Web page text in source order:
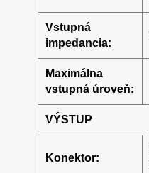
Vstupná
impedancia:
Maximálna
vstupná úroveň:
VÝSTUP
Konektor: